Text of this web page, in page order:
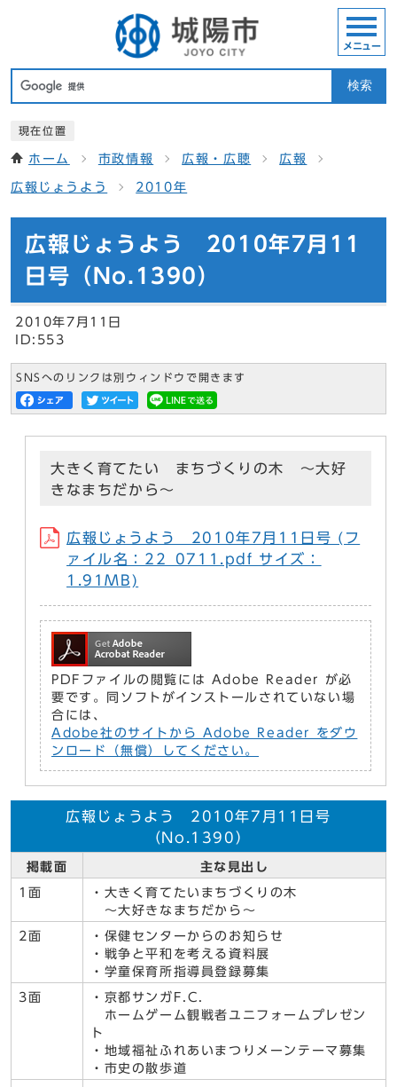
検索
メニュー
現在位置
ホーム 市政情報 広報・広聴 広報
広報じょうよう 2010年
広報じょうよう 2010年7月11
日号（No.1390）
2010年7月11日
ID:553
SNSへのリンクは別ウィンドウで開きます
大きく育てたい まちづくりの木 ～大好
きなまちだから～
広報じょうよう 2010年7月11日号 (フ
ァイル名：22_0711.pdf サイズ：
1.91MB)
PDFファイルの閲覧には Adobe Reader が必
要です。同ソフトがインストールされていない場
合には、
Adobe社のサイトから Adobe Reader をダウ
ンロード（無償）してください。
広報じょうよう 2010年7月11日号
（No.1390）
掲載面 主な見出し
1面
・大きく育てたいまちづくりの木
～大好きなまちだから～
2面
・保健センターからのお知らせ
・戦争と平和を考える資料展
・学童保育所指導員登録募集
3面
・京都サンガF.C.
ホームゲーム観戦者ユニフォームプレゼン
ト
・地域福祉ふれあいまつりメーンテーマ募集
・市史の散歩道